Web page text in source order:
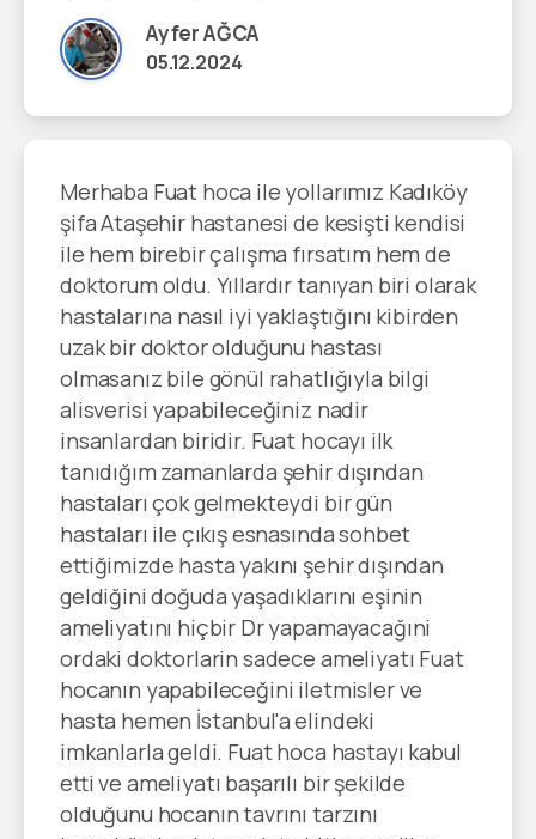
Ayfer AĞCA
05.12.2024
Merhaba Fuat hoca ile yollarımız Kadıköy
şifa Ataşehir hastanesi de kesişti kendisi
ile hem birebir çalışma fırsatım hem de
doktorum oldu. Yıllardır tanıyan biri olarak
hastalarına nasıl iyi yaklaştığını kibirden
uzak bir doktor olduğunu hastası
olmasanız bile gönül rahatlığıyla bilgi
alisverisi yapabileceğiniz nadir
insanlardan biridir. Fuat hocayı ilk
tanıdığım zamanlarda şehir dışından
hastaları çok gelmekteydi bir gün
hastaları ile çıkış esnasında sohbet
ettiğimizde hasta yakını şehir dışından
geldiğini doğuda yaşadıklarını eşinin
ameliyatını hiçbir Dr yapamayacağıni
ordaki doktorlarin sadece ameliyatı Fuat
hocanın yapabileceğini iletmisler ve
hasta hemen İstanbul'a elindeki
imkanlarla geldi. Fuat hoca hastayı kabul
etti ve ameliyatı başarılı bir şekilde
olduğunu hocanın tavrını tarzını